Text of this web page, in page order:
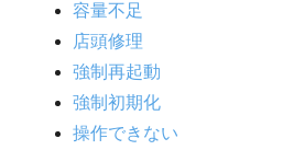
容量不足
店頭修理
強制再起動
強制初期化
操作できない